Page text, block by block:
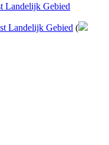
Landelijk Gebied
Landelijk Gebied (